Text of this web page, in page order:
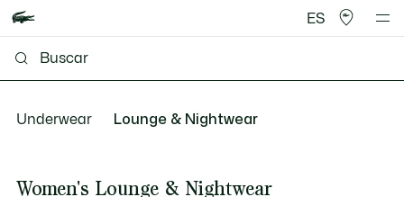
ES
Underwear Lounge & Nightwear
Women's Lounge & Nightwear